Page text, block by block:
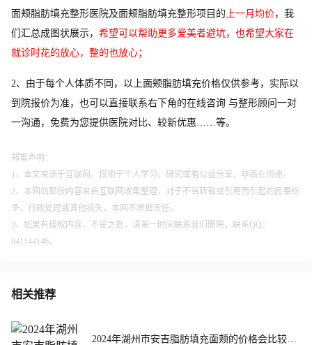
面颊脂肪填充整形医院及面颊脂肪填充整形项目的 上一月均价，我
们汇总成图状展示， 希望可以帮助更多爱美者避坑，也希望大家在
就诊时花的放心，整的也放心；
2、由于每个人体质不同，以上面颊脂肪填充价格仅供参考，实际以
到院报价为准，也可以直接联系右下角的在线咨询 与整形顾问一对
一沟通，免费为您提供医院对比、较新优惠……等。
郑重声明：
1、本文来源于互联网，仅用于个人学习、研究或者公益分享，非商业用途。
2、本网站部份内容来自互联网收集整理，对于不当转载或引用而引起的民事纷
争、行政处理或其他损失，本网不承担责任。
3、如果有侵权内容、不妥之处，请第一时间联系我们删除，联系QQ：
841144146。
相关推荐
2024年湖州市安吉脂肪填充面颊的价格会比较贵